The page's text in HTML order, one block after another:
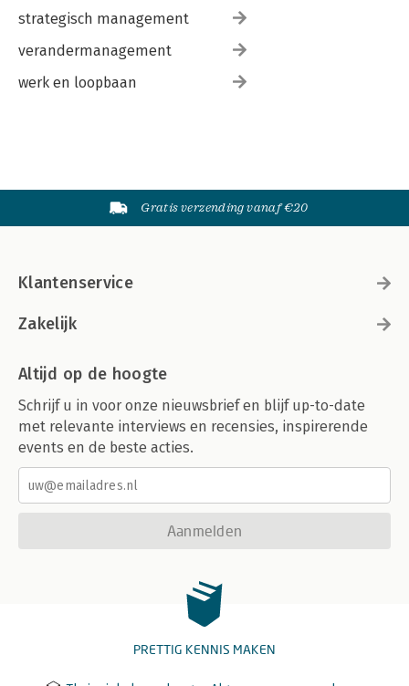
strategisch management
verandermanagement
werk en loopbaan
Gratis verzending vanaf €20
Klantenservice
Zakelijk
Altijd op de hoogte
Schrijf u in voor onze nieuwsbrief en blijf up-to-date
met relevante interviews en recensies, inspirerende
events en de beste acties.
Aanmelden
PRETTIG KENNIS MAKEN